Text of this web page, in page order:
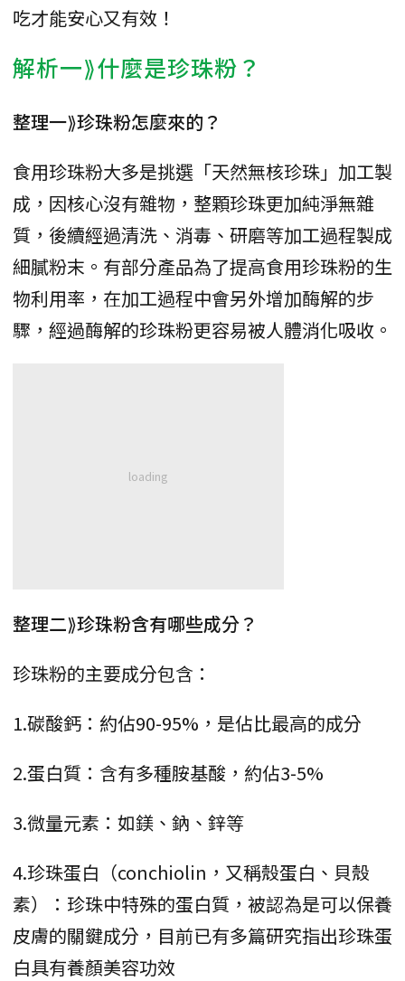
吃才能安心又有效！
解析一⟫什麼是珍珠粉？
整理一⟫珍珠粉怎麼來的？
食用珍珠粉大多是挑選「天然無核珍珠」加工製
成，因核心沒有雜物，整顆珍珠更加純淨無雜
質，後續經過清洗、消毒、研磨等加工過程製成
細膩粉末。有部分產品為了提高食用珍珠粉的生
物利用率，在加工過程中會另外增加酶解的步
驟，經過酶解的珍珠粉更容易被人體消化吸收。
整理二⟫珍珠粉含有哪些成分？
珍珠粉的主要成分包含：
1.碳酸鈣：約佔90-95%，是佔比最高的成分
2.蛋白質：含有多種胺基酸，約佔3-5%
3.微量元素：如鎂、鈉、鋅等
4.珍珠蛋白（conchiolin，又稱殼蛋白、貝殼
素）：珍珠中特殊的蛋白質，被認為是可以保養
皮膚的關鍵成分，目前已有多篇研究指出珍珠蛋
白具有養顏美容功效